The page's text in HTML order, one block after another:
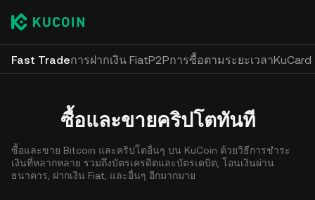
Fast Tradeการฝากเงิน FiatP2Pการซื้อตามระยะเวลาKuCard
ซื้อและขายคริปโตทันที
ซื้อและขาย Bitcoin และคริปโตอื่นๆ บน KuCoin ด้วยวิธีการชำระ
เงินที่หลากหลาย รวมถึงบัตรเครดิตและบัตรเดบิต, โอนเงินผ่าน
ธนาคาร, ฝากเงิน Fiat, และอื่นๆ อีกมากมาย